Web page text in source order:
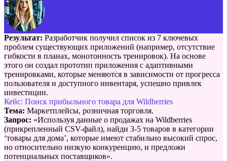
Результат: Разработчик получил список из 7 ключевых
проблем существующих приложений (например, отсутствие
гибкости в планах, монотонность тренировок). На основе
этого он создал прототип приложения с адаптивными
тренировками, которые меняются в зависимости от прогресса
пользователя и доступного инвентаря, успешно привлек
инвестиции.
Кейс: Поиск прибыльного товара для Wildberries
Тема: Маркетплейсы, розничная торговля.
Запрос: «Используя данные о продажах на Wildberries
(прикрепленный CSV-файл), найди 3-5 товаров в категории
‘товары для дома’, которые имеют стабильно высокий спрос,
но относительно низкую конкуренцию, и предложи
потенциальных поставщиков».